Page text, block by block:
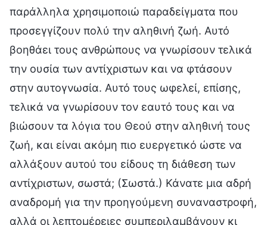
παράλληλα χρησιμοποιώ παραδείγματα που
προσεγγίζουν πολύ την αληθινή ζωή. Αυτό
βοηθάει τους ανθρώπους να γνωρίσουν τελικά
την ουσία των αντίχριστων και να φτάσουν
στην αυτογνωσία. Αυτό τους ωφελεί, επίσης,
τελικά να γνωρίσουν τον εαυτό τους και να
βιώσουν τα λόγια του Θεού στην αληθινή τους
ζωή, και είναι ακόμη πιο ευεργετικό ώστε να
αλλάξουν αυτού του είδους τη διάθεση των
αντίχριστων, σωστά; (Σωστά.) Κάνατε μια αδρή
αναδρομή για την προηγούμενη συναναστροφή,
αλλά οι λεπτομέρειες συμπεριλαμβάνουν κι